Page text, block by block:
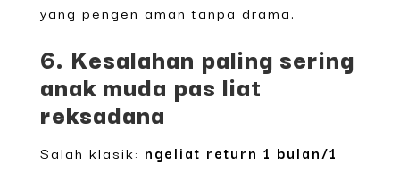
yang pengen aman tanpa drama.
6. Kesalahan paling sering
anak muda pas liat
reksadana
Salah klasik: ngeliat return 1 bulan/1